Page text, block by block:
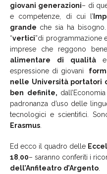
giovani generazioni– di
e competenze, di cui l’
grande che sia ha
“vertici”di programmazione
imprese che reggono
alimentare
di qualità
espressione di giovani
nelle Università portatori
ben definite, dall’Economia
padronanza d’uso delle
tecnologici e scientifici.
Erasmus.
Ed ecco il quadro delle
18,00– saranno conferiti i
dell’Anfiteatro d’Argento.